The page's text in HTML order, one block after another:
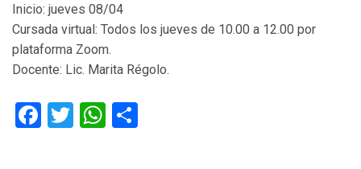
Inicio: jueves 08/04
Cursada virtual: Todos los jueves de 10.00 a 12.00 por
plataforma Zoom.
Docente: Lic. Marita Régolo.
Facebook
TwitterWhatsApp